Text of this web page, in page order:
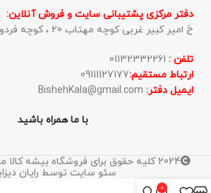
دفتر مرکزی پشتیبانی سایت و فروش آنلاین:
خ امیر کبیر غربی کوچه مهتاب 20 ، کوچه فردوس 14
تلفن :
ارتباط مستقیم:09111127177
ایمیل دفتر:
با ما همراه باشید
2024 کلیه حقوق برای فروشگاه بیشه
سئو سایت توسط رایان
0